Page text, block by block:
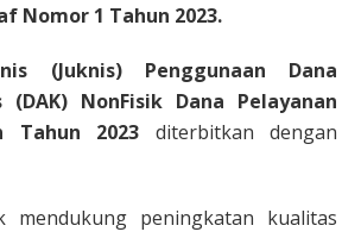
Nomor 1 Tahun 2023.
(Juknis) Penggunaan Dana
(DAK) NonFisik Dana Pelayanan
Tahun 2023 diterbitkan dengan
mendukung peningkatan kualitas